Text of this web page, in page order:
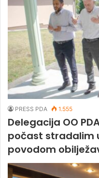
PRESS PDA 1.555
Delegacija OO
počast stradalim
povodom